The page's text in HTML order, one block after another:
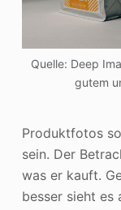
Quelle: Deep
gutem
Produktfotos
sein. Der
was er kauft.
besser sieht es